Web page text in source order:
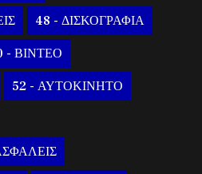
48 - ΔΙΣΚΟΓΡΑΦΙΑ
- ΒΙΝΤΕΟ
52 - ΑΥΤΟΚΙΝΗΤΟ